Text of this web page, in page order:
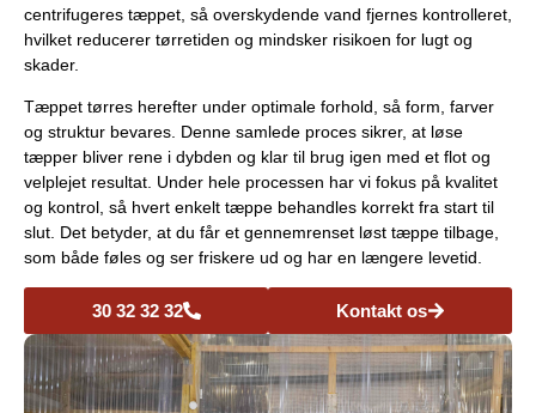
centrifugeres tæppet, så overskydende vand fjernes kontrolleret,
hvilket reducerer tørretiden og mindsker risikoen for lugt og
skader.
Tæppet tørres herefter under optimale forhold, så form, farver
og struktur bevares. Denne samlede proces sikrer, at løse
tæpper bliver rene i dybden og klar til brug igen med et flot og
velplejet resultat. Under hele processen har vi fokus på kvalitet
og kontrol, så hvert enkelt tæppe behandles korrekt fra start til
slut. Det betyder, at du får et gennemrenset løst tæppe tilbage,
som både føles og ser friskere ud og har en længere levetid.
30 32 32 32 Kontakt os